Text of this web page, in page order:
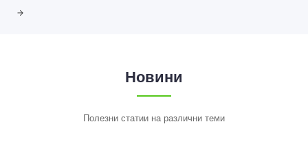
Новини
Полезни статии на различни теми